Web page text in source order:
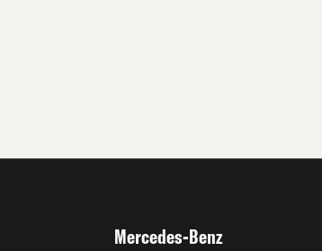
Mercedes-Benz